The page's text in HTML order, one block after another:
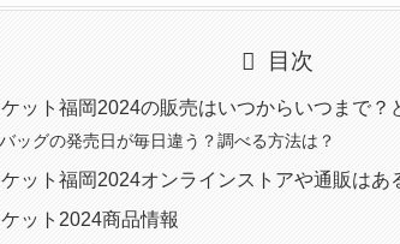
目次
ット福岡2024の販売はいつからいつまで？
ッグの発売日が毎日違う？調べる方法は？
ット福岡2024オンラインストアや通販はあ
ット2024商品情報